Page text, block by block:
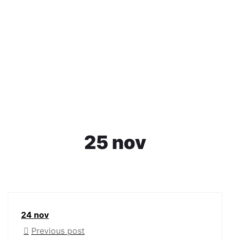
25 nov
24 nov
Previous post